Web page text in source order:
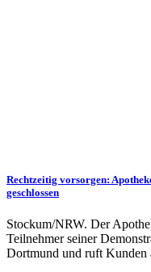
Rechtzeitig vorsorgen:
geschlossen
Stockum/NRW. Der
Teilnehmer seiner
Dortmund und ruft